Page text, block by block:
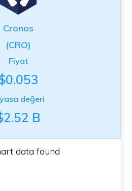
Cronos
(CRO)
Fiyat
değeri
B
data found